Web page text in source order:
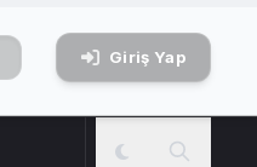
Giriş Yap